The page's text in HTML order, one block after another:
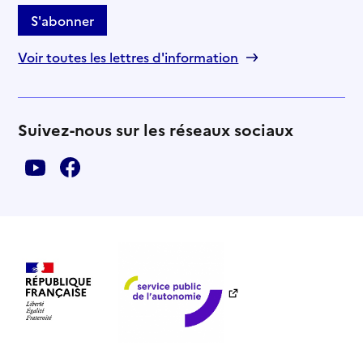
S'abonner
Voir toutes les lettres d'information
Suivez-nous sur les réseaux sociaux